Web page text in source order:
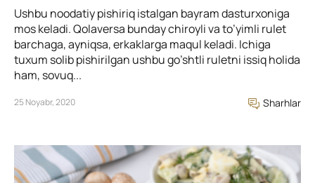
Ushbu noodatiy pishiriq istalgan bayram dasturxoniga
mos keladi. Qolaversa bunday chiroyli va to’yimli rulet
barchaga, ayniqsa, erkaklarga maqul keladi. Ichiga
tuxum solib pishirilgan ushbu go’shtli ruletni issiq holida
ham, sovuq...
25 Noyabr, 2020 Sharhlar